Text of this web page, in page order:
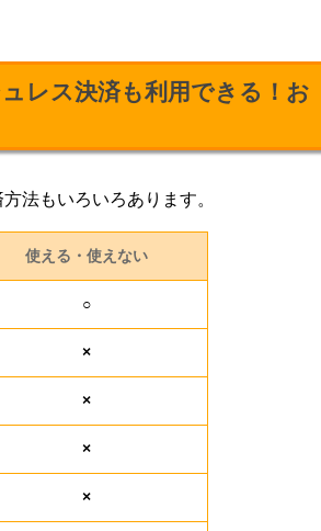
レス決済も利用できる！お
法もいろいろあります。
使える・使えない
○
×
×
×
×